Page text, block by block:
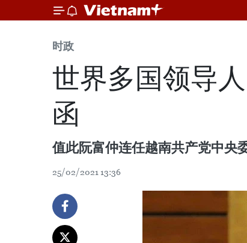
时政
世界多国领导
函
值此阮富仲连任越南共产党中央
25/02/2021 13:36